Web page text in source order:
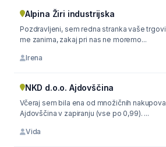
Alpina Žiri industrijska
Pozdravljeni, sem redna stranka vaše
me zanima, zakaj pri nas ne moremo...
Irena
NKD d.o.o. Ajdovščina
Včeraj sem bila ena od množičnih
Ajdovščina v zapiranju (vse po 0,99). ...
Vida